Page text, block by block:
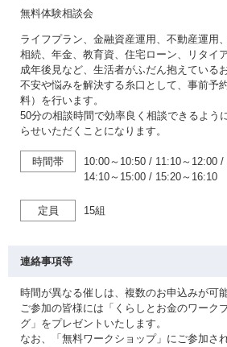
無料体験相談会
ライフプラン、金融資産運用、不動産運用
相続、年金、教育資、住宅ローン、リタイ
成年後見など、生活者がふだん抱えている
不安や悩みを解決する糸口として、事前予
料）を行います。
50分の相談時間で効率良く相談できるよう
らせいただくことになります。
時間帯 10:00～10:50 / 11:10～12:00 /
14:10～15:00 / 15:20～16:10
定員 15組
連絡事項等
時間が異なる催しは、複数のお申込みが可能
ご参加の皆様には「くらしとお金のワーク
グ」をプレゼントいたします。
なお、「無料ワークショップ」にご参加さ